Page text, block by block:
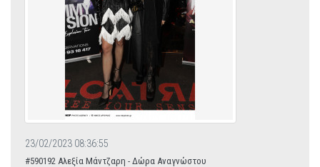
23/02/2023 08:36:55
#590192 Αλεξία Μάντζαρη - Δώρα Αναγνώστου